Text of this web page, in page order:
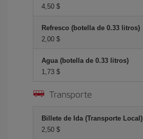
4,50 $
Refresco (botella de 0.33 litros)
2,00 $
Agua (botella de 0.33 litros)
1,73 $
Transporte
Billete de Ida (Transporte Local)
2,50 $